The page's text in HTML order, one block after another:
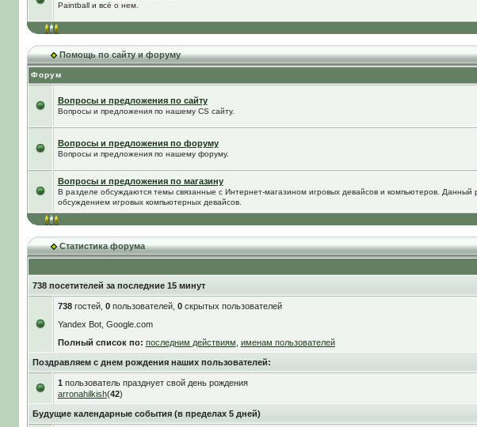
Paintball и всё о нем.
Помощь по сайту и форуму
Форум
Вопросы и предложения по сайту
Вопросы и предложения по нашему CS сайту.
Вопросы и предложения по форуму
Вопросы и предложения по нашему форуму.
Вопросы и предложения по магазину
В разделе обсуждаются темы связанные с Интернет-магазином игровых девайсов и компьютеров. Данный
обсуждением игровых компьютерных девайсов.
Статистика форума
738 посетителей за последние 15 минут
738гостей, 0пользователей, 0скрытых пользователей
Yandex Bot, Google.com
Полный список по: последним действиям именам пользователей
Поздравляем с днем рождения наших пользователей:
1 пользователь празднует свой день рождения
arronahilkish(42)
Будущие календарные события (в пределах 5 дней)